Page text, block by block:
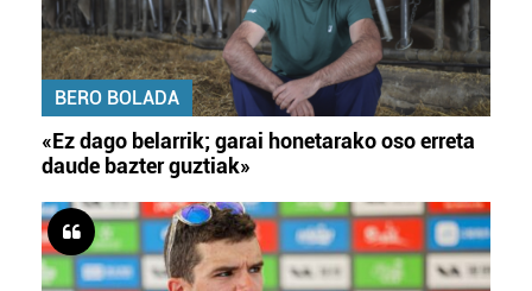
BERO BOLADA
«Ez dago belarrik; garai honetarako oso erreta
daude bazter guztiak»